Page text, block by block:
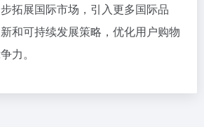
拓展国际市场，引入更多国际品
和可持续发展策略，优化用户购物
力。